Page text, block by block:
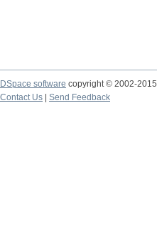
DSpace software copyright © 2002-2015
Contact Us
Send Feedback